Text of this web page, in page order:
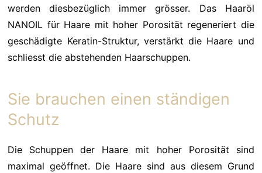
werden diesbezüglich immer grösser. Das Haaröl
NANOIL für Haare mit hoher Porosität regeneriert die
geschädigte Keratin-Struktur, verstärkt die Haare und
schliesst die abstehenden Haarschuppen.
Sie brauchen einen ständigen
Schutz
Die Schuppen der Haare mit hoher Porosität sind
maximal geöffnet. Die Haare sind aus diesem Grund